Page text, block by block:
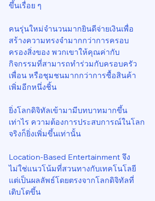
ขึ้นเรื่อย ๆ
คนรุ่นใหม่จำนวนมากยินดีจ่ายเงินเพื่อ
สร้างความทรงจำมากกว่าการครอบ
ครองสิ่งของ พวกเขาให้คุณค่ากับ
กิจกรรมที่สามารถทำร่วมกับครอบครัว
เพื่อน หรือชุมชนมากกว่าการซื้อสินค้า
เพิ่มอีกหนึ่งชิ้น
ยิ่งโลกดิจิทัลเข้ามามีบทบาทมากขึ้น
เท่าไร ความต้องการประสบการณ์ในโลก
จริงก็ยิ่งเพิ่มขึ้นเท่านั้น
Location-Based Entertainment จึง
ไม่ใช่แนวโน้มที่สวนทางกับเทคโนโลยี
แต่เป็นผลลัพธ์โดยตรงจากโลกดิจิทัลที่
เติบโตขึ้น